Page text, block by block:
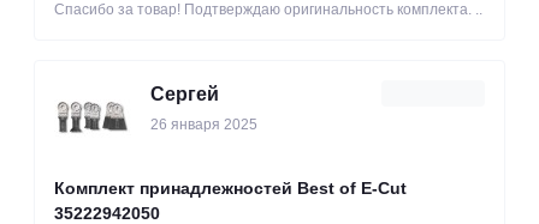
Спасибо за товар! Подтверждаю оригинальность комплекта. ..
Сергей
26 января 2025
Комплект принадлежностей Best of E-Cut
35222942050